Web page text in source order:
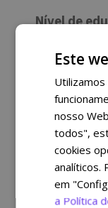
Nível de
Situação
Li e
para o
Li e
Este
nosso
todos",
cookies
analíticos.
em
a Política